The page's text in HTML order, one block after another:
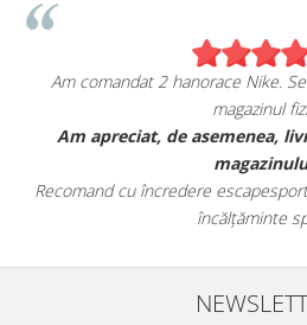
Am comandat 2 hanorace Nike.
magazinul
Am apreciat, de asemenea,
Recomand cu încredere
încălțăminte